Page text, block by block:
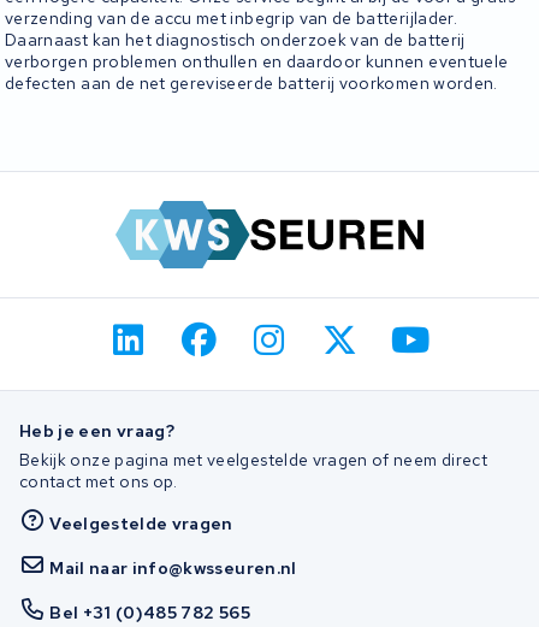
verzending van de accu met inbegrip van de batterijlader.
Daarnaast kan het diagnostisch onderzoek van de batterij
verborgen problemen onthullen en daardoor kunnen eventuele
defecten aan de net gereviseerde batterij voorkomen worden.
Heb je een vraag?
Bekijk onze pagina met veelgestelde vragen of neem direct
contact met ons op.
Veelgestelde vragen
Mail naar info@kwsseuren.nl
Bel +31 (0)485 782 565